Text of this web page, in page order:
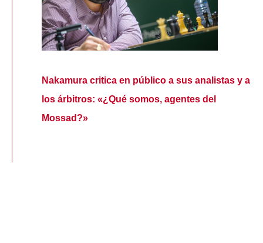
Nakamura critica en público a sus analistas y a
los árbitros: «¿Qué somos, agentes del
Mossad?»